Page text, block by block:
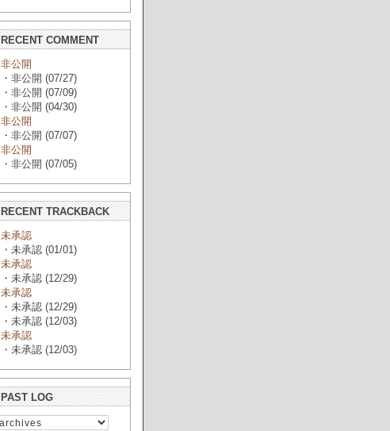
RECENT COMMENT
非公開
・非公開 (07/27)
・非公開 (07/09)
・非公開 (04/30)
非公開
・非公開 (07/07)
非公開
・非公開 (07/05)
RECENT TRACKBACK
未承認
・未承認 (01/01)
未承認
・未承認 (12/29)
未承認
・未承認 (12/29)
・未承認 (12/03)
未承認
・未承認 (12/03)
PAST LOG